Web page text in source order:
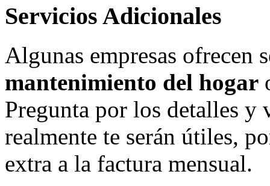
Servicios Adicionales
Algunas empresas ofrecen
mantenimiento del hogar
Pregunta por los detalles y
realmente te serán útiles,
extra a la factura mensual.